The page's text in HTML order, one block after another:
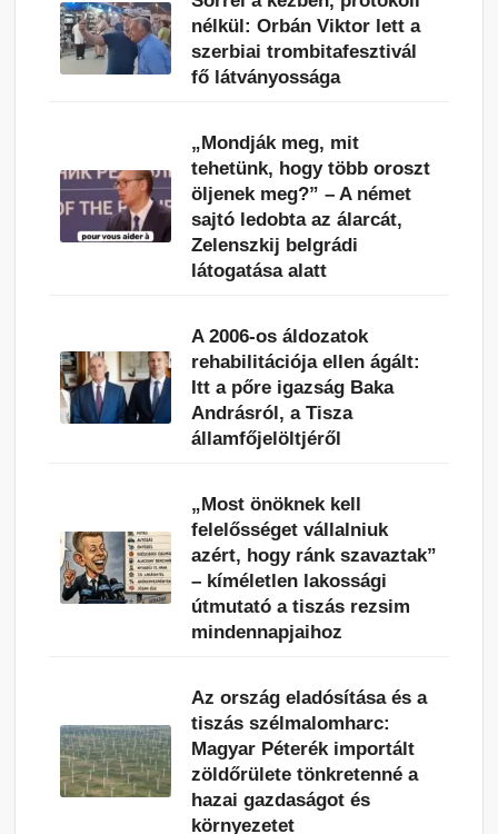
nélkül: Orbán Viktor lett a
szerbiai trombitafesztivál
fő látványossága
„Mondják meg, mit
tehetünk, hogy több oroszt
öljenek meg?” – A német
sajtó ledobta az álarcát,
Zelenszkij belgrádi
látogatása alatt
A 2006-os áldozatok
rehabilitációja ellen ágált:
Itt a pőre igazság Baka
Andrásról, a Tisza
államfőjelöltjéről
„Most önöknek kell
felelősséget vállalniuk
azért, hogy ránk szavaztak”
– kíméletlen lakossági
útmutató a tiszás rezsim
mindennapjaihoz
Az ország eladósítása és a
tiszás szélmalomharc:
Magyar Péterék importált
zöldőrülete tönkretenné a
hazai gazdaságot és
környezetet